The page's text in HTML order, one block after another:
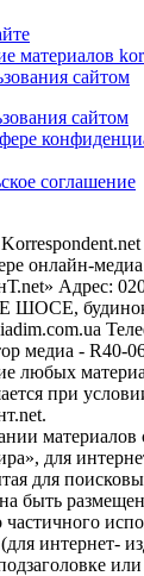
материалов
сайтом
сайтом
соглашение
онлайн-
Адрес:
будинок
медиа - R40-
любых
при
материалов
для
для
быть
интернет-